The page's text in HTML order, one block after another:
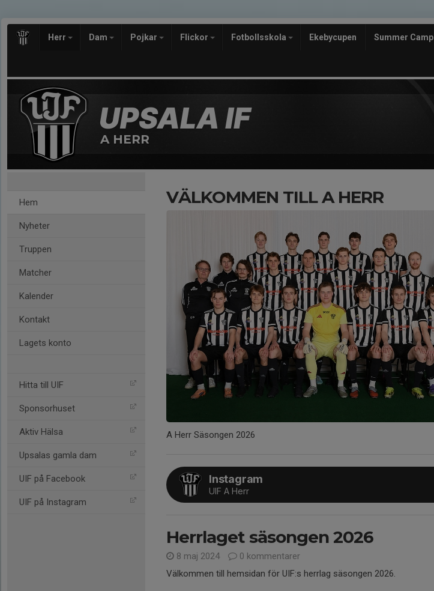
Herr Dam Pojkar Flickor Fotbollsskola Ekebycupen Summer Camp
A HERR
Hem
Nyheter
Truppen
Matcher
Kalender
Kontakt
Lagets konto
Hitta till UIF
Sponsorhuset
Aktiv Hälsa
Upsalas gamla dam
UIF på Facebook
UIF på Instagram
VÄLKOMMEN TILL A HERR
A Herr Säsongen 2026
Instagram
UIF A Herr
Herrlaget säsongen 2026
8 maj 2024
0 kommentarer
Välkommen till hemsidan för UIF:s herrlag säsongen 2026.